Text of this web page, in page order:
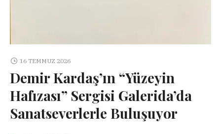
16 TEMMUZ 2026
Demir Kardaş’ın “Yüzeyin
Hafızası” Sergisi Galerida’da
Sanatseverlerle Buluşuyor